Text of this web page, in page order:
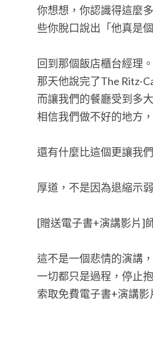
你想想，你認識得這麼
些你脫口說出「他真是
回到那個飯店櫃台經理。
那天他說完了The Ritz-
而讓我們的餐廳受到多
相信我們做不好的地方
還有什麼比這個更讓我
厚道，不是因為退縮示
[贈送電子書+演講影片]
這不是一個悲情的演講
一切都只是過程，停止
索取免費電子書+演講影